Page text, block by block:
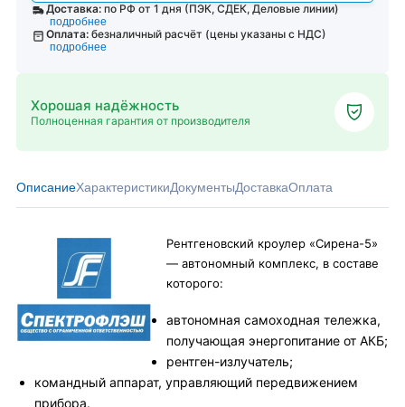
Доставка: по РФ от 1 дня (ПЭК, СДЕК, Деловые линии)
подробнее
Оплата: безналичный расчёт (цены указаны с НДС)
подробнее
Хорошая надёжность
Полноценная гарантия от производителя
ОписаниеХарактеристикиДокументыДоставкаОплата
Рентгеновский кроулер «Сирена-5»
— автономный комплекс, в составе
которого:
автономная самоходная тележка,
получающая энергопитание от АКБ;
рентген-излучатель;
командный аппарат, управляющий передвижением
прибора.